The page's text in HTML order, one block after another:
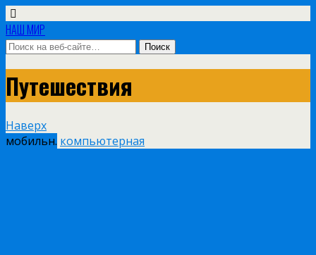
НАШ МИР
Путешествия
Наверх
мобильн. компьютерная